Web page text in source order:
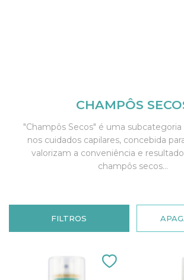
CHAMPÔS
"Champôs Secos" é uma
nos cuidados capilares, concebida
valorizam a conveniência e
champôs secos...
FILTROS